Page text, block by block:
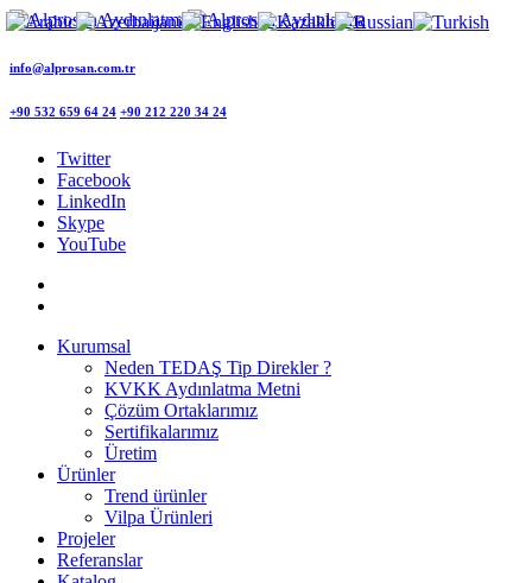
info@alprosan.com.tr
+90 532 659 64 24 +90 212 220 34 24
Twitter
Facebook
LinkedIn
Skype
YouTube
Kurumsal
Neden TEDAŞ Tip Direkler ?
KVKK Aydınlatma Metni
Çözüm Ortaklarımız
Sertifikalarımız
Üretim
Ürünler
Trend ürünler
Vilpa Ürünleri
Projeler
Referanslar